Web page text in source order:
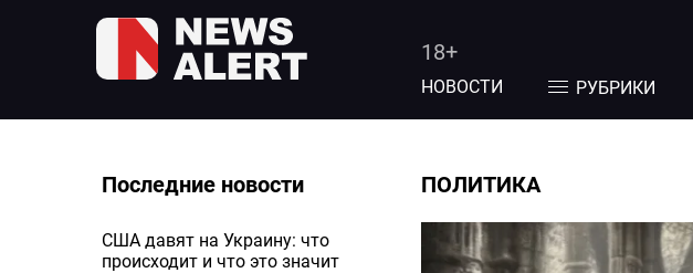
18+
НОВОСТИ РУБРИКИ
Последние новости
США давят на Украину: что
происходит и что это значит
ПОЛИТИКА